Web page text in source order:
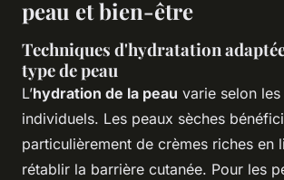
peau et bien-être
Techniques d'hydratation
type de peau
L’hydration de la peau varie selon
individuels. Les peaux sèches
particulièrement de crèmes riches en
rétablir la barrière cutanée. Pour les